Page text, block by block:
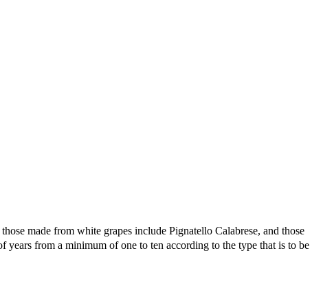
made from white grapes include Pignatello Calabrese, and those
from a minimum of one to ten according to the type that is to be